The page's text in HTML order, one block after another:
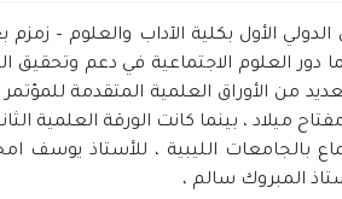
الأول بكلية الآداب والعلوم –
العلوم الاجتماعية في دعم وتحقيق
من الأوراق العلمية المتقدمة للمؤتمر
ميلاد ، بينما كانت الورقة العلمية
الليبية ، للأستاذ يوسف
المبروك سالم ،